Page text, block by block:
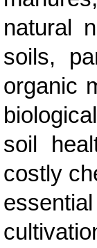
natural
soils,
organic
soil
costly